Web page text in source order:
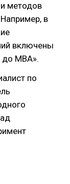
методов
в
включены
до МВА».
по